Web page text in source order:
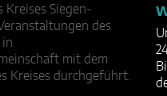
Kreises Siegen-
des
in
mit dem
Kreises durchgeführt.